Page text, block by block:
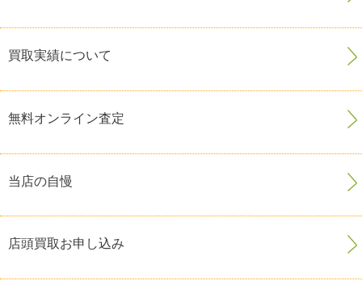
買取実績について
無料オンライン査定
当店の自慢
店頭買取お申し込み